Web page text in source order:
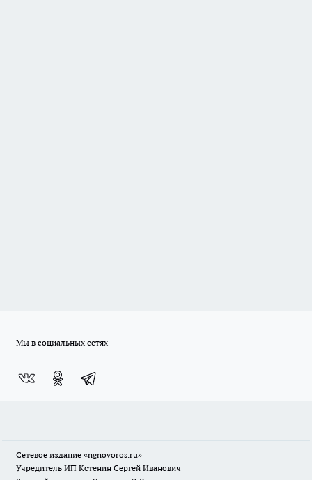
Мы в социальных сетях
Сетевое издание «ngnovoros.ru»
Учредитель ИП Кстенин Сергей Иванович